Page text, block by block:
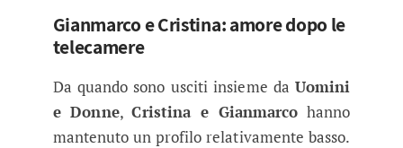
Gianmarco e Cristina: amore dopo le
telecamere
Da quando sono usciti insieme da Uomini
e Donne,Cristina e Gianmarco hanno
mantenuto un profilo relativamente basso.